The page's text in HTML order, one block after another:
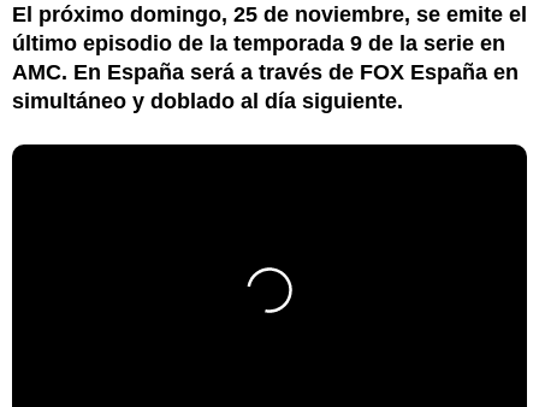
El próximo domingo, 25 de noviembre, se emite el
último episodio de la temporada 9 de la serie en
AMC. En España será a través de FOX España en
simultáneo y doblado al día siguiente.